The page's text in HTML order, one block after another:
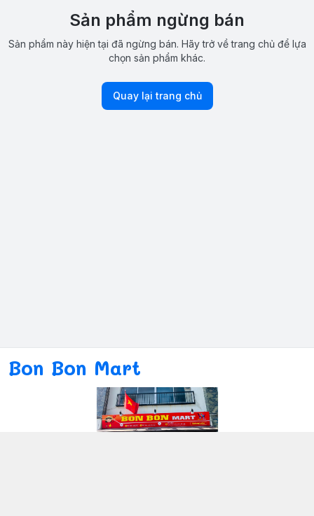
Sản phẩm ngừng bán
Sản phẩm này hiện tại đã ngừng bán. Hãy trở về trang chủ để lựa
chọn sản phẩm khác.
Quay lại trang chủ
Bon Bon Mart